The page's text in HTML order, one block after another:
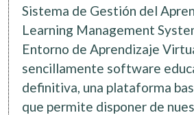
Lectura
Lengua
Música
Hoja de cálculo
Redes de ordenadores
Redes sociales
Sistemas Operativos
Software
Sistema de Gestión del
Learning Management
Entorno de Aprendizaje
sencillamente software
definitiva, una plataforma
que permite disponer de